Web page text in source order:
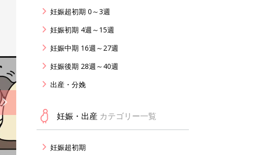
妊娠超初期 0～3週
妊娠初期 4週～15週
妊娠中期 16週～27週
妊娠後期 28週～40週
出産・分娩
妊娠・出産 カテゴリー一覧
妊娠超初期